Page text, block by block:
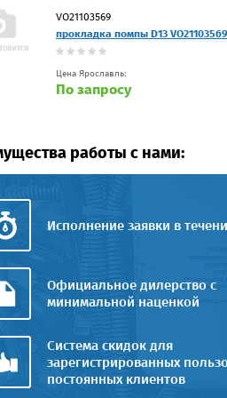
VO21103569
прокладка помпы D13 VO21103569
Цена Ярославль:
По запросу
работы с нами:
Исполнение заявки в
Официальное дилерство с
минимальной наценкой
Система скидок для
зарегистрированных
постоянных клиентов